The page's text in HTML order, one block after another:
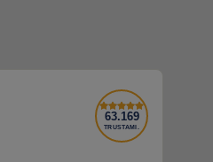
63.169
TRUSTAMI.